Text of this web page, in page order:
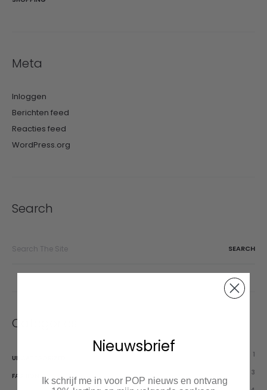
Meta
Inloggen
Berichten feed
Reacties feed
WordPress.org
Search
Categories
UNCATEGORIZED 1
FASHION 3
Nieuwsbrief
Ik schrijf me in voor POP nieuws en ontvang